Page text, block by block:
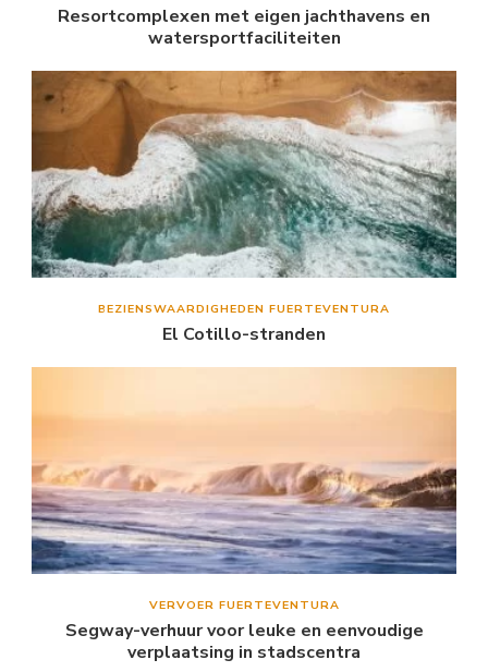
Resortcomplexen met eigen jachthavens en
watersportfaciliteiten
BEZIENSWAARDIGHEDEN FUERTEVENTURA
El Cotillo-stranden
VERVOER FUERTEVENTURA
Segway-verhuur voor leuke en eenvoudige
verplaatsing in stadscentra